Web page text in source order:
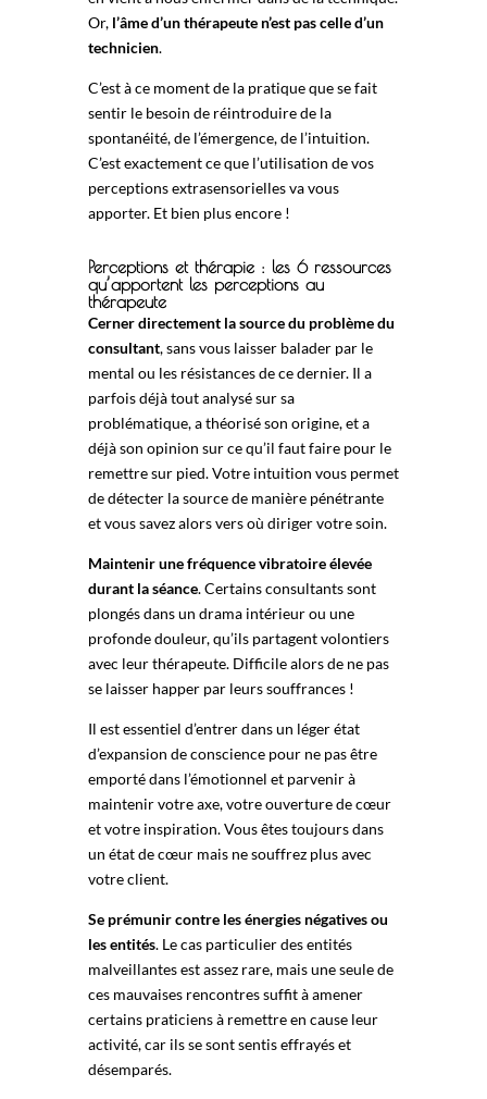
Or, l’âme d’un thérapeute n’est pas celle d’un
technicien.
C’est à ce moment de la pratique que se fait
sentir le besoin de réintroduire de la
spontanéité, de l’émergence, de l’intuition.
C’est exactement ce que l’utilisation de vos
perceptions extrasensorielles va vous
apporter. Et bien plus encore !
Perceptions et thérapie : les 6 ressources
qu’apportent les perceptions au
thérapeute
Cerner directement la source du problème du
consultant, sans vous laisser balader par le
mental ou les résistances de ce dernier. Il a
parfois déjà tout analysé sur sa
problématique, a théorisé son origine, et a
déjà son opinion sur ce qu’il faut faire pour le
remettre sur pied. Votre intuition vous permet
de détecter la source de manière pénétrante
et vous savez alors vers où diriger votre soin.
Maintenir une fréquence vibratoire élevée
durant la séance. Certains consultants sont
plongés dans un drama intérieur ou une
profonde douleur, qu’ils partagent volontiers
avec leur thérapeute. Difficile alors de ne pas
se laisser happer par leurs souffrances !
Il est essentiel d’entrer dans un léger état
d’expansion de conscience pour ne pas être
emporté dans l’émotionnel et parvenir à
maintenir votre axe, votre ouverture de cœur
et votre inspiration. Vous êtes toujours dans
un état de cœur mais ne souffrez plus avec
votre client.
Se prémunir contre les énergies négatives ou
les entités. Le cas particulier des entités
malveillantes est assez rare, mais une seule de
ces mauvaises rencontres suffit à amener
certains praticiens à remettre en cause leur
activité, car ils se sont sentis effrayés et
désemparés.